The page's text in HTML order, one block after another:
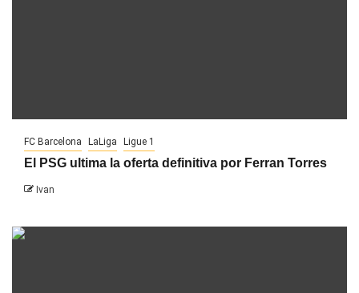
FC Barcelona LaLiga Ligue 1
El PSG ultima la oferta definitiva por Ferran Torres
Ivan